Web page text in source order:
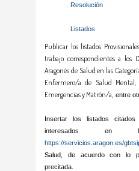
Resolución
Listados
Publicar los listados
trabajo correspondientes a los
Aragonés de Salud en las
Enfermero/a de Salud
Emergencias y Matrón/a , entre
Insertar los listados
interesados en
https://servicios.aragon.es/
Salud, de acuerdo con lo
precitada.